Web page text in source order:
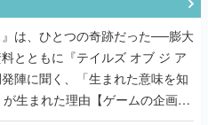
』は、ひとつの奇跡だった──膨大
とともに『テイルズ オブ ジ ア
陣に聞く、「生まれた意味を知
が生まれた理由【ゲームの企画